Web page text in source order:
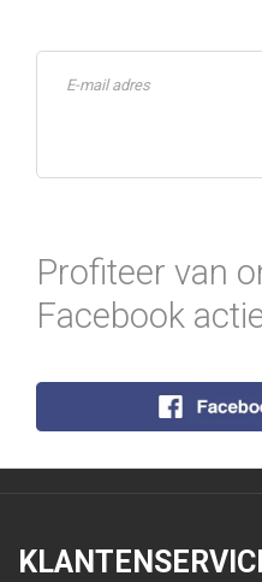
Profiteer van
Facebook